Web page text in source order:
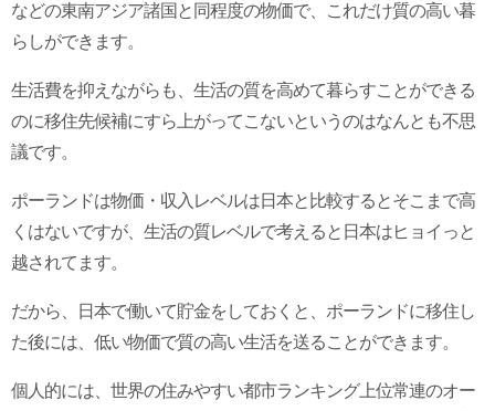
などの東南アジア諸国と同程度の物価で、これだけ質の高い暮
らしができます。
生活費を抑えながらも、生活の質を高めて暮らすことができる
のに移住先候補にすら上がってこないというのはなんとも不思
議です。
ポーランドは物価・収入レベルは日本と比較するとそこまで高
くはないですが、生活の質レベルで考えると日本はヒョイっと
越されてます。
だから、日本で働いて貯金をしておくと、ポーランドに移住し
た後には、低い物価で質の高い生活を送ることができます。
個人的には、世界の住みやすい都市ランキング上位常連のオー